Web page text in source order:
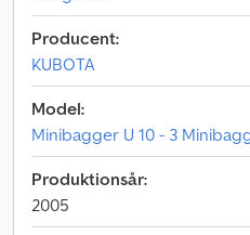
Producent:
KUBOTA
Model:
Minibagger U 10 - 3
Produktionsår:
2005